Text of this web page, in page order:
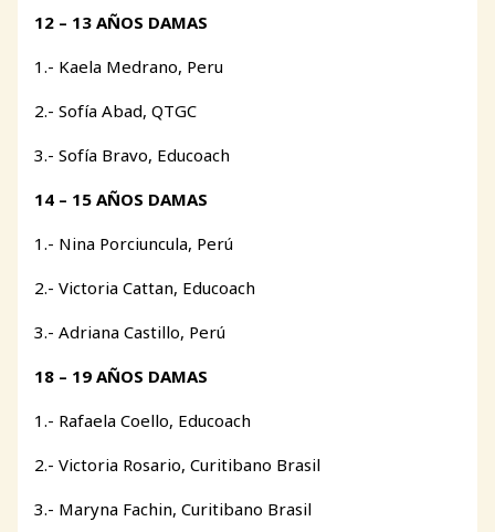
12 – 13 AÑOS DAMAS
1.- Kaela Medrano, Peru
2.- Sofía Abad, QTGC
3.- Sofía Bravo, Educoach
14 – 15 AÑOS DAMAS
1.- Nina Porciuncula, Perú
2.- Victoria Cattan, Educoach
3.- Adriana Castillo, Perú
18 – 19 AÑOS DAMAS
1.- Rafaela Coello, Educoach
2.- Victoria Rosario, Curitibano Brasil
3.- Maryna Fachin, Curitibano Brasil